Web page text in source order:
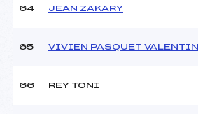
64 JEAN ZAKARY
65 VIVIEN PASQUET VALENTIN
66 REY TONI